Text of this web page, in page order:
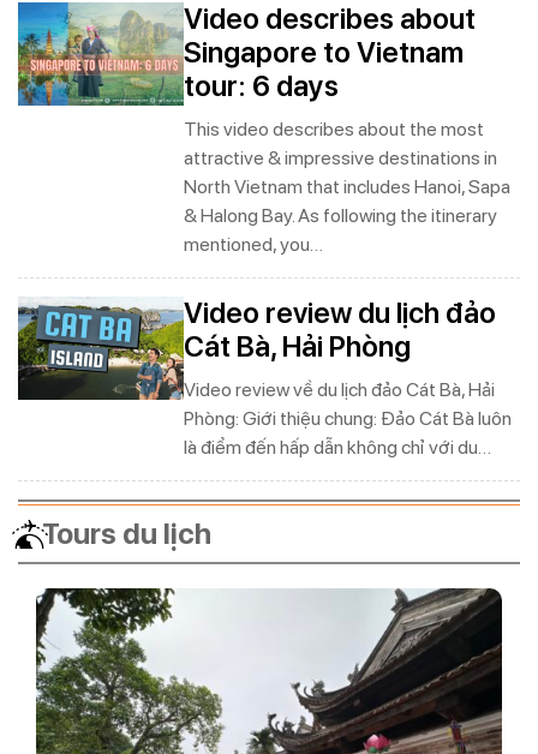
Video describes about
Singapore to Vietnam
tour: 6 days
This video describes about the most
attractive & impressive destinations in
North Vietnam that includes Hanoi, Sapa
& Halong Bay. As following the itinerary
mentioned, you…
Video review du lịch đảo
Cát Bà, Hải Phòng
Video review về du lịch đảo Cát Bà, Hải
Phòng: Giới thiệu chung: Đảo Cát Bà luôn
là điểm đến hấp dẫn không chỉ với du…
Tours du lịch